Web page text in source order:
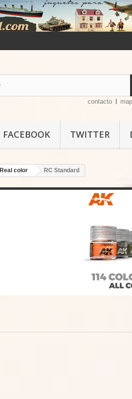
contacto
FACEBOOK TWITTER
Real color RC Standard